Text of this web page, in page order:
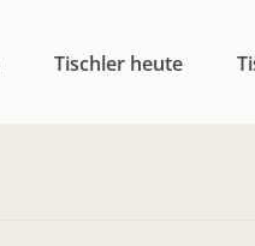
Tischler heute